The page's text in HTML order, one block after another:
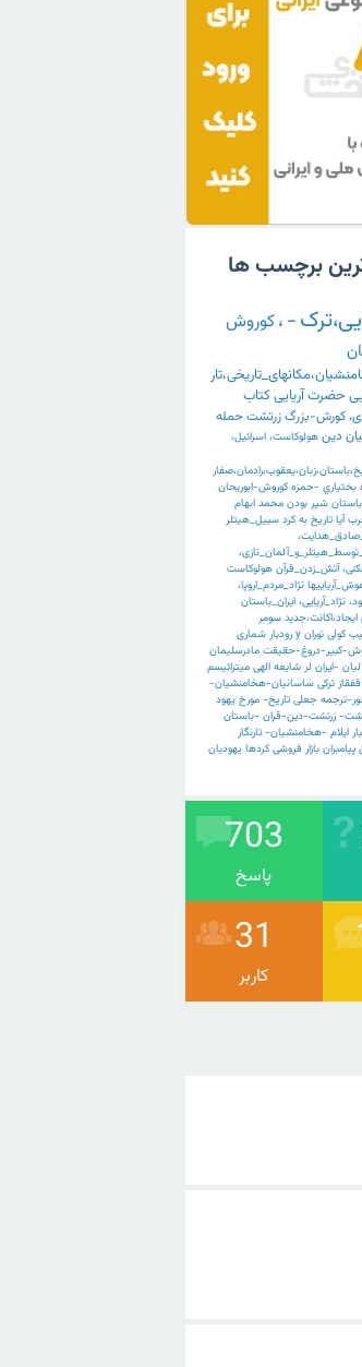
برچسب ها
-،کوروش
حضرتآریاییکتاب
کورش-بزرگزرتشتحمله
دین هولوکاست، اسرائیل،
بختياري -حمزه کوروش-ابوریحان
شیر بودن محمد ابهام
آیا تاریخ به کرد سبیل_هیتلر
آتش_زدن_قرآن هولوکاست
نژاد_مردم_اروپا،
نژاد_آریایی، ایران_باستان
ایجاد،اکانت،جدید سومر
کولی توران y رودبار شماری
کبیر-دروغ-حقیقت مادرسلیمان
لیان -ایران لر شایعه الهی میترائیسم
قفقاز ترکی ساسانیان-هخامنشیان-
ترجمه جعلی تاریخ- مورخ یهود
زرتشت-دین-قران -باستان
ایلام -هخامنشیان- تارنگار
پیامبران بازار فروشی کردها یهودیان
703
پاسخ
31
کاربر